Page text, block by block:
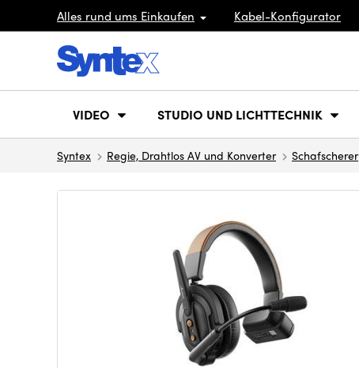
Alles rund ums Einkaufen Kabel-Konfigurator
VIDEO STUDIO UND LICHTTECHNIK
Syntex Regie, Drahtlos AV und Konverter Schafscherer